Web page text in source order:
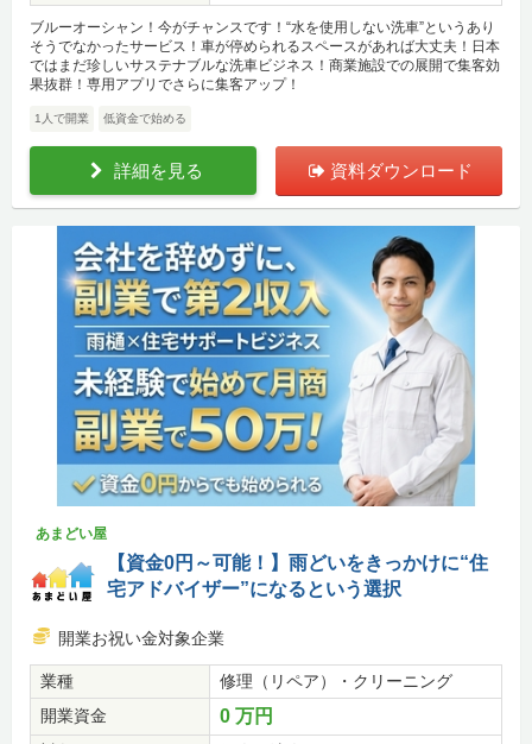
ブルーオーシャン！今がチャンスです！“水を使用しない洗車”というあり
そうでなかったサービス！車が停められるスペースがあれば大丈夫！日本
ではまだ珍しいサステナブルな洗車ビジネス！商業施設での展開で集客効
果抜群！専用アプリでさらに集客アップ！
1人で開業 低資金で始める
詳細を見る 資料ダウンロード
あまどい屋
【資金0円～可能！】雨どいをきっかけに“住
宅アドバイザー”になるという選択
開業お祝い金対象企業
業種
修理（リペア）・クリーニング
開業資金
0 万円